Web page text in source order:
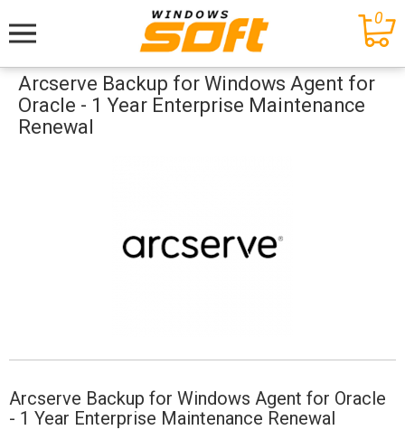
Меню
0
Arcserve Backup for Windows Agent for
Oracle - 1 Year Enterprise Maintenance
Renewal
Arcserve Backup for Windows Agent for Oracle
- 1 Year Enterprise Maintenance Renewal